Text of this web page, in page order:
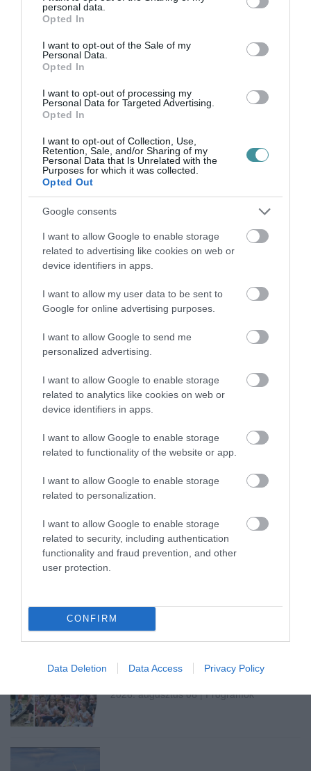
grant or deny consent to Google and its third-party tags to
use your data for below specified purposes in below Google
consent section.
personal data.
Opted In
I want to opt-out of the Sale of my
Personal Data.
Opted In
I want to opt-out of processing my
Personal Data for Targeted Advertising.
Opted In
I want to opt-out of Collection, Use,
Retention, Sale, and/or Sharing of my
Personal Data that Is Unrelated with the
Purposes for which it was collected.
Opted Out
Google consents
I want to allow Google to enable storage
related to advertising like cookies on web or
device identifiers in apps.
I want to allow my user data to be sent to
Google for online advertising purposes.
I want to allow Google to send me
personalized advertising.
I want to allow Google to enable storage
related to analytics like cookies on web or
device identifiers in apps.
I want to allow Google to enable storage
related to functionality of the website or app.
I want to allow Google to enable storage
related to personalization.
I want to allow Google to enable storage
related to security, including authentication
functionality and fraud prevention, and other
user protection.
CONFIRM
Data Deletion Data Access Privacy Policy
Legfrissebb híreink
KÉT AUTÓ ÜTKÖZÖTT BOGÁCSON, A
2026. augusztus 06|Riasztó
PHEV LUXURY – A KÍNAI PR...
2026. augusztus 06|Barta Autó
2026. augusztus 06|Riasztó
„NEM TETTÜNK NYOMÁST A FIUNKRA” –
EGY EGRI CSALÁD TÖRTÉNE...
ÚJ HŰTŐRENDSZER A MARKHOT FERENC
KÓRHÁZBAN: TÖBB MINT 70 ...
2026. augusztus 06|Eger ügye
2026. augusztus 06|Riasztó
GÁRDONYI MESEKERT VÁRJA A
2026. augusztus 06|Programok